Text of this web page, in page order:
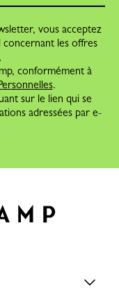
vous acceptez
les offres
conformément à
.
sur le lien qui se
adressées par e-